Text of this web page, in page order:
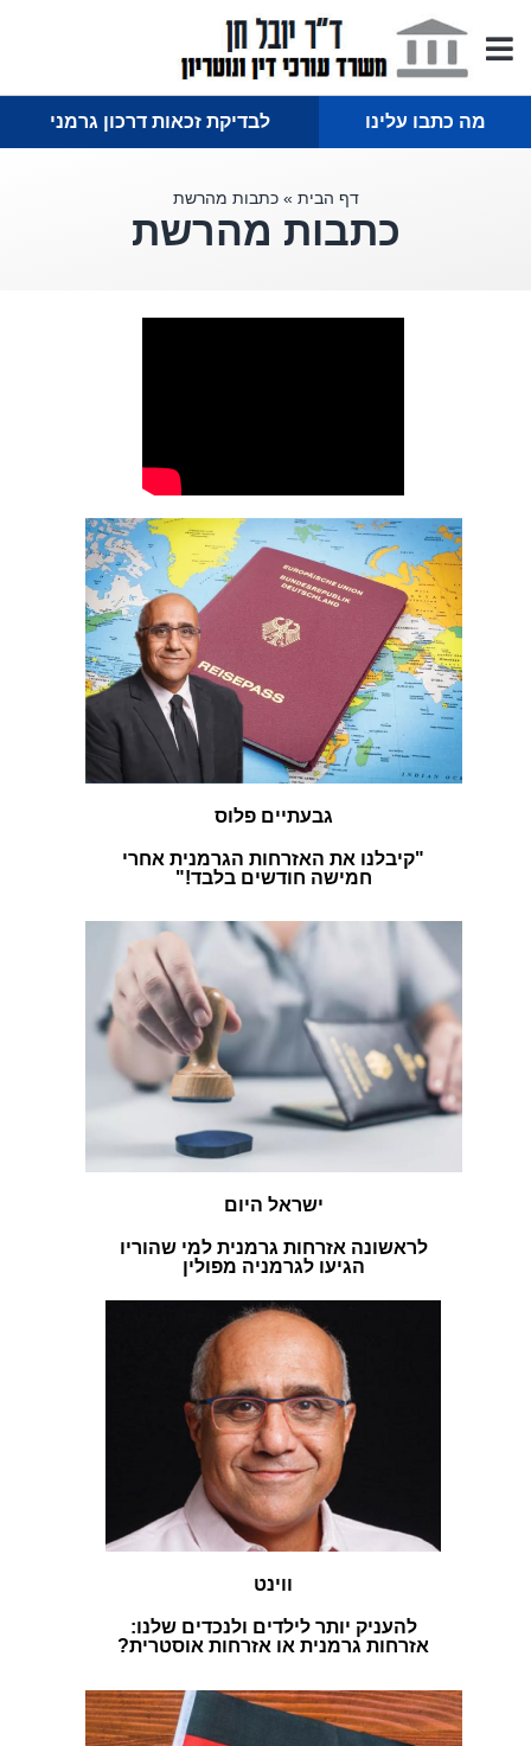
מה כתבו עלינו לבדיקת זכאות דרכון גרמני
דף הבית »כתבות מהרשת
כתבות מהרשת
גבעתיים פלוס
"קיבלנו את האזרחות הגרמנית אחרי
חמישה חודשים בלבד!"
ישראל היום
לראשונה אזרחות גרמנית למי שהוריו
הגיעו לגרמניה מפולין
ווינט
להעניק יותר לילדים ולנכדים שלנו:
אזרחות גרמנית או אזרחות אוסטרית?